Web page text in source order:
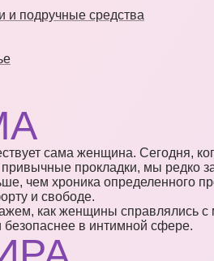
и подручные средства
сама женщина. Сегодня,
прокладки, мы редко
чем хроника определенного
и свободе.
как женщины справлялись
безопаснее в интимной сфере.